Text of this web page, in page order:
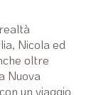
Nicola ed
oltre
Nuova
un viaggio